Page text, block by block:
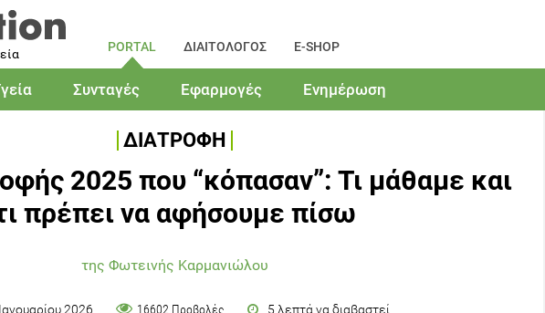
PORTAL ΔΙΑΙΤΟΛΟΓΟΣ E-SHOP
Συνταγές Εφαρμογές Ενημέρωση
ΔΙΑΤΡΟΦΗ
2025 που “κόπασαν”: Τι μάθαμε και
πρέπει να αφήσουμε πίσω
της Φωτεινής Καρμανιώλου
2026 16602 Προβολές 5 λεπτά να διαβαστεί